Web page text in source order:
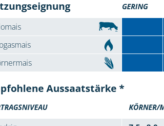
GERING
Aussaatstärke *
KÖRNER/